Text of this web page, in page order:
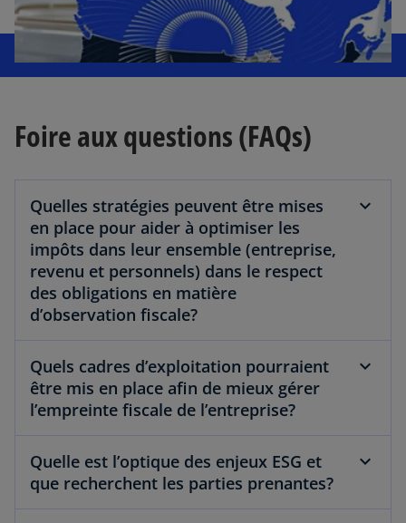
Foire aux questions (FAQs)
Quelles stratégies peuvent être mises
en place pour aider à optimiser les
impôts dans leur ensemble (entreprise,
revenu et personnels) dans le respect
des obligations en matière
d’observation fiscale?
Quels cadres d’exploitation pourraient
être mis en place afin de mieux gérer
l’empreinte fiscale de l’entreprise?
Quelle est l’optique des enjeux ESG et
que recherchent les parties prenantes?